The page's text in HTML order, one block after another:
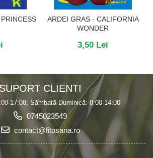
ARDEI GRAS - CALIFORNIA
WONDER
3,50 Lei
SUPORT CLIENTI
17:00; Sămbată-Duminică: 8:00-14:00
0745023549
contact@fitosana.ro